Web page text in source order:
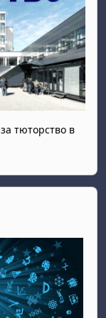
тюторство в